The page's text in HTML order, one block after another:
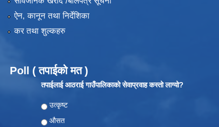
ऐन, कानून तथा निर्देशिका
कर तथा शुल्कहरु
Poll ( तपाईको मत )
तपाईलाई आठराई गाउँपालिकाको सेवाप्रवाह कस्तो लाग्यो?
Choices
उत्कृष्ट
औसत